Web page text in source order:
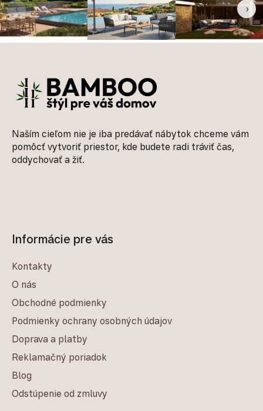
‹ ›
Naším cieľom nie je iba predávať nábytok chceme vám
pomôcť vytvoriť priestor, kde budete radi tráviť čas,
oddychovať a žiť.
Informácie pre vás
Kontakty
O nás
Obchodné podmienky
Podmienky ochrany osobných údajov
Doprava a platby
Reklamačný poriadok
Blog
Odstúpenie od zmluvy